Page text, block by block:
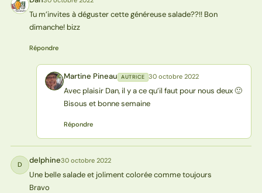
D
Tu m’invites à déguster cette généreuse salade??!! Bon
dimanche! bizz
Répondre
MP Martine Pineau AUTRICE 30 octobre 2022
Avec plaisir Dan, il y a ce qu’il faut pour nous deux 🙂
Bisous et bonne semaine
Répondre
D delphine30 octobre 2022
Une belle salade et joliment colorée comme toujours
Bravo